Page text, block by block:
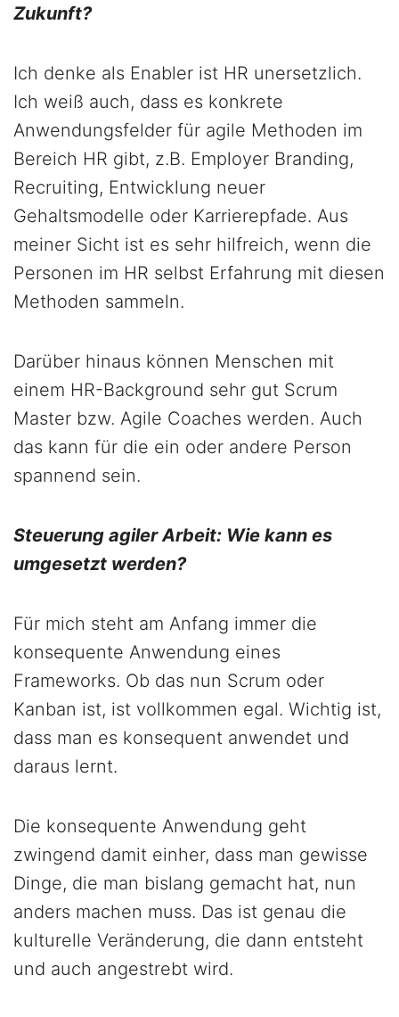
Zukunft?
Ich denke als Enabler ist HR unersetzlich.
Ich weiß auch, dass es konkrete
Anwendungsfelder für agile Methoden im
Bereich HR gibt, z.B. Employer Branding,
Recruiting, Entwicklung neuer
Gehaltsmodelle oder Karrierepfade. Aus
meiner Sicht ist es sehr hilfreich, wenn die
Personen im HR selbst Erfahrung mit diesen
Methoden sammeln.
Darüber hinaus können Menschen mit
einem HR-Background sehr gut Scrum
Master bzw. Agile Coaches werden. Auch
das kann für die ein oder andere Person
spannend sein.
Steuerung agiler Arbeit: Wie kann es
umgesetzt werden?
Für mich steht am Anfang immer die
konsequente Anwendung eines
Frameworks. Ob das nun Scrum oder
Kanban ist, ist vollkommen egal. Wichtig ist,
dass man es konsequent anwendet und
daraus lernt.
Die konsequente Anwendung geht
zwingend damit einher, dass man gewisse
Dinge, die man bislang gemacht hat, nun
anders machen muss. Das ist genau die
kulturelle Veränderung, die dann entsteht
und auch angestrebt wird.